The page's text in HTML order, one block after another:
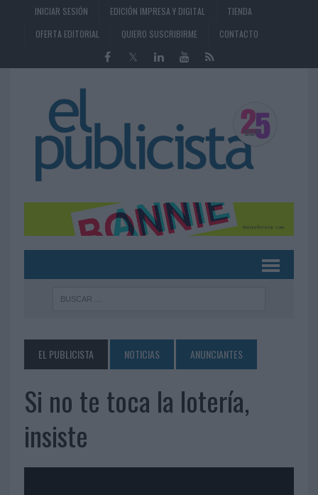
INICIAR SESIÓN EDICIÓN IMPRESA Y DIGITAL
TIENDA
OFERTA EDITORIAL
QUIERO SUSCRIBIRME CONTACTO
EL PUBLICISTA NOTICIAS ANUNCIANTES
Si no te toca la lotería,
insiste